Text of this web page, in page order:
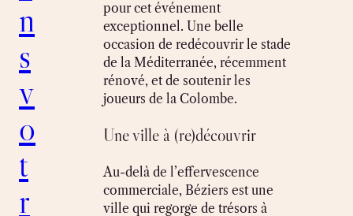
n
s
v
o
t
r
pour cet événement
exceptionnel. Une belle
occasion de redécouvrir le stade
de la Méditerranée, récemment
rénové, et de soutenir les
joueurs de la Colombe.
Une ville à (re)découvrir
Au-delà de l’effervescence
commerciale, Béziers est une
ville qui regorge de trésors à